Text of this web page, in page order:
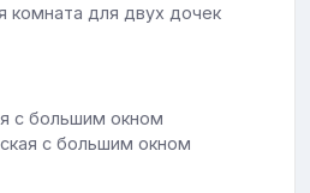
комната для двух дочек
с большим окном